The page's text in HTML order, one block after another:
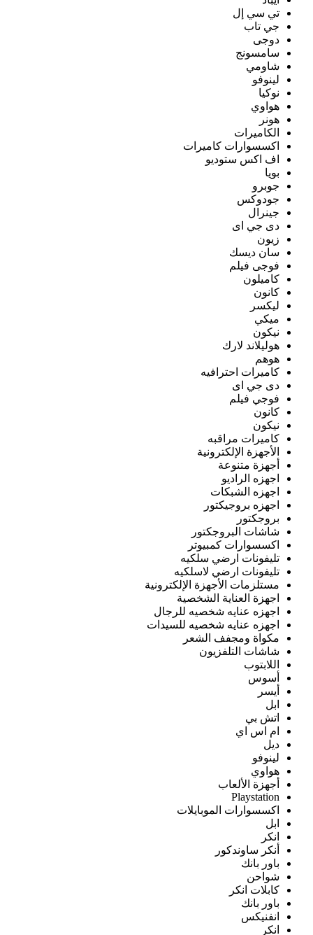
تي سي إل
جي تاب
دوجى
سامسونج
شاومي
لينوفو
نوكيا
هواوي
هونر
الكاميرات
اكسسوارات كاميرات
اف اكس ستوديو
بويا
جوبرو
جودوكس
جينرال
دى جي اى
زيون
سان ديسك
فوجى فيلم
كاميلون
كانون
ليكسر
ميكي
نيكون
هوليلاند لارك
هوهم
كاميرات احترافيه
دى جي اى
فوجي فيلم
كانون
نيكون
كاميرات مراقبه
الأجهزة الإلكترونية
أجهزة متنوعة
اجهزه الراديو
اجهزه الشبكات
اجهزه بروجيكتور
بروجكتور
شاشات البروجكتور
اكسسوارات كمبيوتر
تليفونات ارضي سلكيه
تليفونات ارضي لاسلكيه
مستلزمات الأجهزة الإلكترونية
اجهزة العناية الشخصية
اجهزه عنايه شخصيه للرجال
اجهزه عنايه شخصيه للسيدات
مكواة ومجفف الشعر
شاشات التلفزيون
اللابتوب
أسوس
أيسر
ابل
اتش بي
ام اس اي
ديل
لينوفو
هواوي
أجهزة الألعاب
Playstation
اكسسوارات الموبايلات
ابل
انكر
أنكر ساوندكور
باور بانك
شواحن
كابلات انكر
باور بانك
انفنيكس
انكر